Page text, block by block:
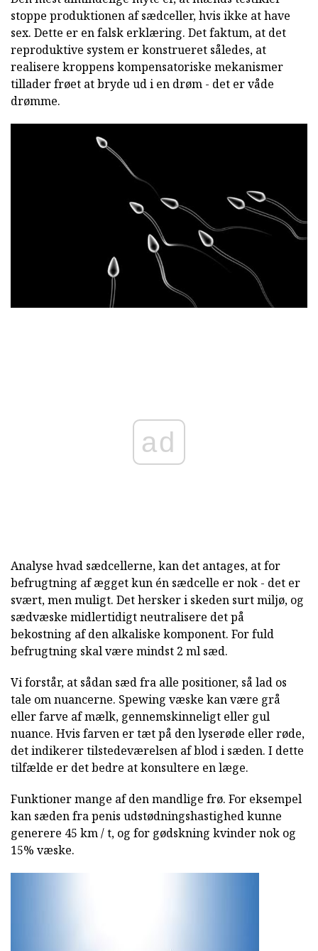
stoppe produktionen af sædceller, hvis ikke at have
sex. Dette er en falsk erklæring. Det faktum, at det
reproduktive system er konstrueret således, at
realisere kroppens kompensatoriske mekanismer
tillader frøet at bryde ud i en drøm - det er våde
drømme.
ad
Analyse hvad sædcellerne, kan det antages, at for
befrugtning af ægget kun én sædcelle er nok - det er
svært, men muligt. Det hersker i skeden surt miljø, og
sædvæske midlertidigt neutralisere det på
bekostning af den alkaliske komponent. For fuld
befrugtning skal være mindst 2 ml sæd.
Vi forstår, at sådan sæd fra alle positioner, så lad os
tale om nuancerne. Spewing væske kan være grå
eller farve af mælk, gennemskinneligt eller gul
nuance. Hvis farven er tæt på den lyserøde eller røde,
det indikerer tilstedeværelsen af blod i sæden. I dette
tilfælde er det bedre at konsultere en læge.
Funktioner mange af den mandlige frø. For eksempel
kan sæden fra penis udstødningshastighed kunne
generere 45 km / t, og for gødskning kvinder nok og
15% væske.